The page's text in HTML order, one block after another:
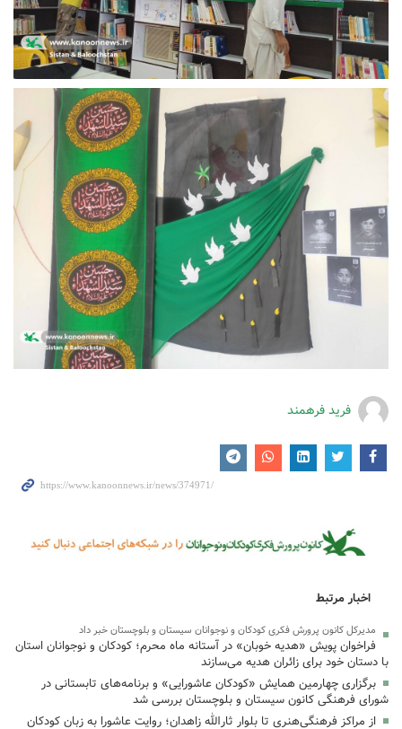
فرید فرهمند
اخبار مرتبط
مدیرکل کانون پرورش فکری کودکان و نوجوانان سیستان و بلوچستان خبر داد
فراخوان پویش «هدیه خوبان» در آستانه ماه محرم؛ کودکان و نوجوانان استان
با دستان خود برای زائران هدیه می‌سازند
برگزاری چهارمین همایش «کودکان عاشورایی» و برنامه‌های تابستانی در
شورای فرهنگی کانون سیستان و بلوچستان بررسی شد
از مراکز فرهنگی‌هنری تا بلوار ثارالله زاهدان؛ روایت عاشورا به زبان کودکان